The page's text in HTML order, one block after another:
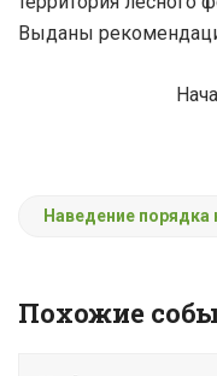
Выданы
Наведение порядка
Похожие